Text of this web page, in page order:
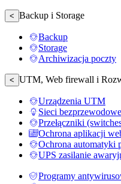
< Backup i Storage
Backup
Storage
Archiwizacja poczty
< UTM, Web firewall i
Urządzenia UTM
Sieci
Przełączniki
Ochrona aplikacji
Ochrona automatyki
UPS zasilanie
Programy